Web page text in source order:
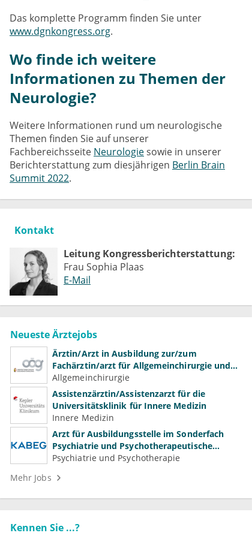
Das komplette Programm finden Sie unter
www.dgnkongress.org.
Wo finde ich weitere
Informationen zu Themen der
Neurologie?
Weitere Informationen rund um neurologische
Themen finden Sie auf unserer
Fachbereichsseite Neurologiesowie in unserer
Berichterstattung zum diesjährigen Berlin Brain
Summit 2022.
Kontakt
Leitung Kongressberichterstattung:
Frau Sophia Plaas
E-Mail
Neueste Ärztejobs
Ärztin/Arzt in Ausbildung zur/zum
Fachärztin/arzt für Allgemeinchirurgie und
Gefäßchirurgie
Allgemeinchirurgie
Assistenzärztin/Assistenzarzt für die
Universitätsklinik für Innere Medizin
Innere Medizin
Arzt für Ausbildungsstelle im Sonderfach
Psychiatrie und Psychotherapeutische
Medizin (m/w/d)
Psychiatrie und Psychotherapie
Mehr Jobs
Kennen Sie ...?